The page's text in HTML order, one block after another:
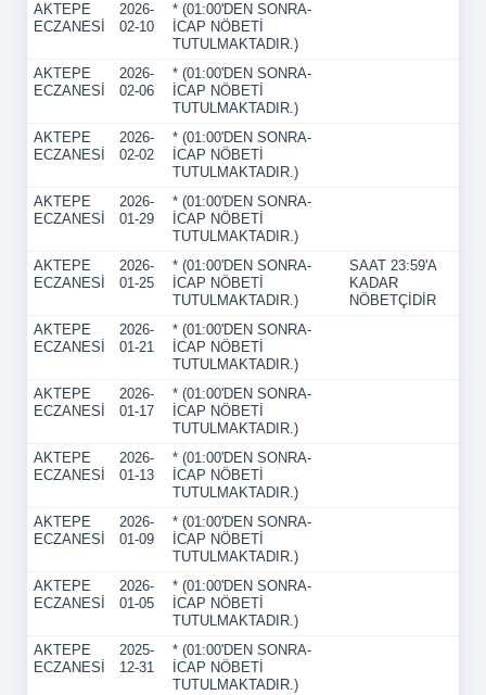
AKTEPE
ECZANESİ
2026-
02-10
* (01:00'DEN SONRA-
İCAP NÖBETİ
TUTULMAKTADIR.)
AKTEPE
ECZANESİ
2026-
02-06
* (01:00'DEN SONRA-
İCAP NÖBETİ
TUTULMAKTADIR.)
AKTEPE
ECZANESİ
2026-
02-02
* (01:00'DEN SONRA-
İCAP NÖBETİ
TUTULMAKTADIR.)
AKTEPE
ECZANESİ
2026-
01-29
* (01:00'DEN SONRA-
İCAP NÖBETİ
TUTULMAKTADIR.)
AKTEPE
ECZANESİ
2026-
01-25
* (01:00'DEN SONRA-
İCAP NÖBETİ
TUTULMAKTADIR.)
SAAT 23:59'A
KADAR
NÖBETÇİDİR
AKTEPE
ECZANESİ
2026-
01-21
* (01:00'DEN SONRA-
İCAP NÖBETİ
TUTULMAKTADIR.)
AKTEPE
ECZANESİ
2026-
01-17
* (01:00'DEN SONRA-
İCAP NÖBETİ
TUTULMAKTADIR.)
AKTEPE
ECZANESİ
2026-
01-13
* (01:00'DEN SONRA-
İCAP NÖBETİ
TUTULMAKTADIR.)
AKTEPE
ECZANESİ
2026-
01-09
* (01:00'DEN SONRA-
İCAP NÖBETİ
TUTULMAKTADIR.)
AKTEPE
ECZANESİ
2026-
01-05
* (01:00'DEN SONRA-
İCAP NÖBETİ
TUTULMAKTADIR.)
AKTEPE
ECZANESİ
2025-
12-31
* (01:00'DEN SONRA-
İCAP NÖBETİ
TUTULMAKTADIR.)